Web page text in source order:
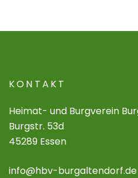
KONTAKT
Heimat- und Burgverein
Burgstr. 53d
45289 Essen
info@hbv-burgaltendorf.de